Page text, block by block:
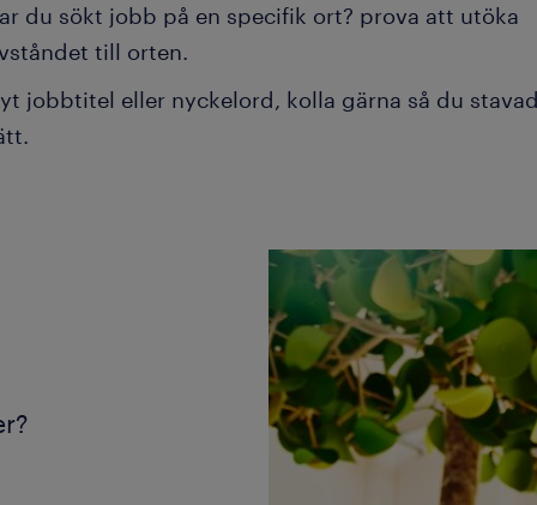
du sökt jobb på en specifik ort? prova att utöka
till orten.
jobbtitel eller nyckelord, kolla gärna så du